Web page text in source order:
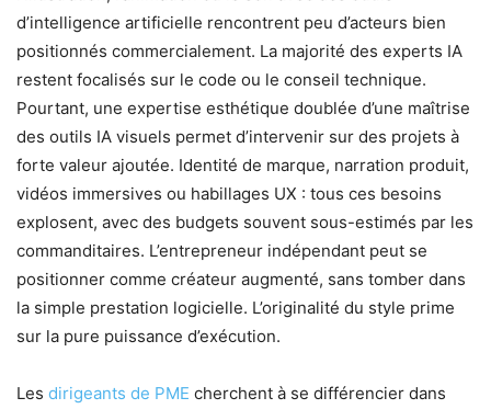
d’intelligence artificielle rencontrent peu d’acteurs bien
positionnés commercialement. La majorité des experts IA
restent focalisés sur le code ou le conseil technique.
Pourtant, une expertise esthétique doublée d’une maîtrise
des outils IA visuels permet d’intervenir sur des projets à
forte valeur ajoutée. Identité de marque, narration produit,
vidéos immersives ou habillages UX : tous ces besoins
explosent, avec des budgets souvent sous-estimés par les
commanditaires. L’entrepreneur indépendant peut se
positionner comme créateur augmenté, sans tomber dans
la simple prestation logicielle. L’originalité du style prime
sur la pure puissance d’exécution.
Les dirigeants de PME cherchent à se différencier dans